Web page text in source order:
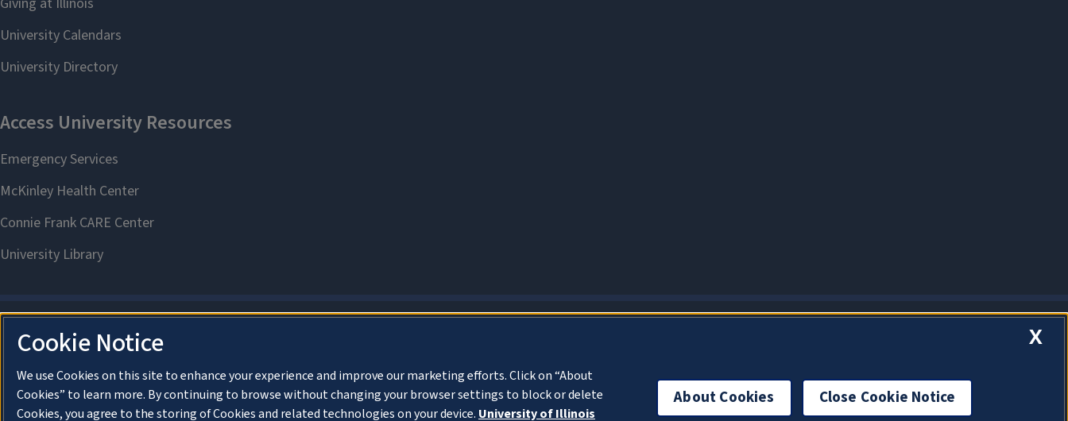
X
Cookie Notice
We use Cookies on this site to enhance your experience and improve our marketing efforts. Click on “About
Cookies” to learn more. By continuing to browse without changing your browser settings to block or delete
Cookies, you agree to the storing of Cookies and related technologies on your device. University of Illinois
About Cookies Close Cookie Notice